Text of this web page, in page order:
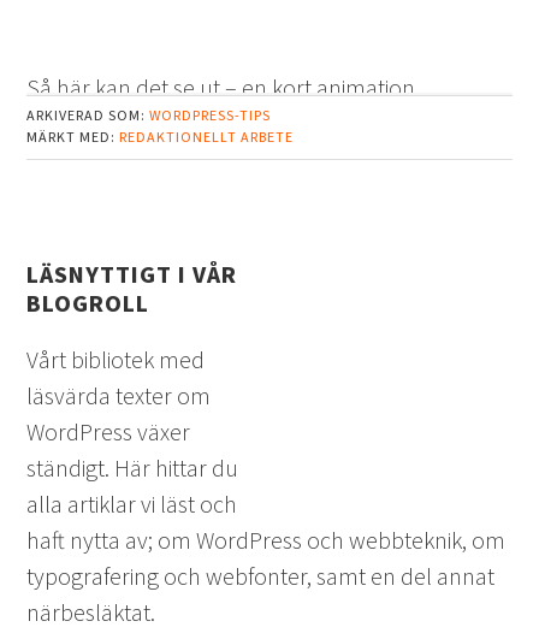
Så här kan det se ut – en kort animation
ARKIVERAD SOM:WORDPRESS-TIPS
MÄRKT MED:REDAKTIONELLT ARBETE
LÄSNYTTIGT I VÅR
BLOGROLL
Vårt bibliotek med
läsvärda texter om
WordPress växer
ständigt. Här hittar du
alla artiklar vi läst och
haft nytta av; om WordPress och webbteknik, om
typografering och webfonter, samt en del annat
närbesläktat.